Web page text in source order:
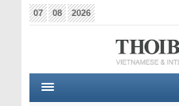
07 08 2026